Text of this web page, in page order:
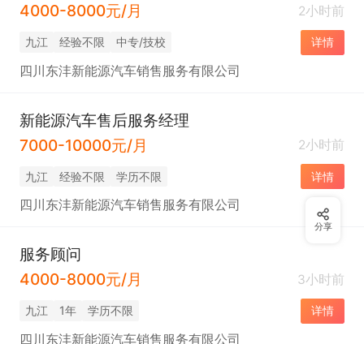
4000-8000元/月
2小时前
九江 经验不限 中专/技校 详情
四川东沣新能源汽车销售服务有限公司
新能源汽车售后服务经理
7000-10000元/月
2小时前
九江 经验不限 学历不限 详情
四川东沣新能源汽车销售服务有限公司
服务顾问
4000-8000元/月
3小时前
九江 1年 学历不限 详情
四川东沣新能源汽车销售服务有限公司
分享